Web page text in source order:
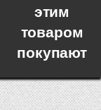
этим
товаром
покупают